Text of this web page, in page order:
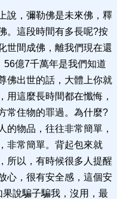
說，彌勒佛是未來佛，釋
。這段時間有多長呢?按
世間成佛，離我們現在還
億7千萬年是我們知道
佛出世的話，大體上你就
用這麼長時間都在懺悔，
常住物的罪過。為什麼?
的物品，往往非常簡單，
非常簡單。背起包來就
所以，有時候很多人提醒
心，很有安全感，這個安
說騙子騙我，沒用，最